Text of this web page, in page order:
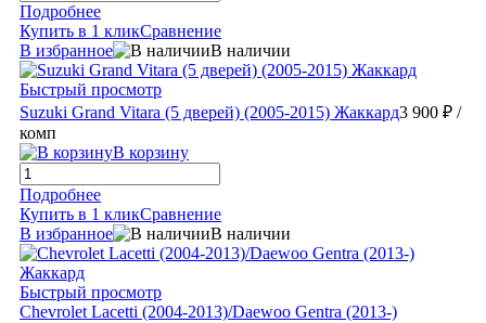
Подробнее
Купить в 1 кликСравнение
В избранное
В наличии
Быстрый просмотр
Suzuki Grand Vitara (5 дверей) (2005-2015) Жаккард3 900 ₽ /
комп
В корзину
Подробнее
Купить в 1 кликСравнение
В избранное
В наличии
Быстрый просмотр
Chevrolet Lacetti (2004-2013)/Daewoo Gentra (2013-)